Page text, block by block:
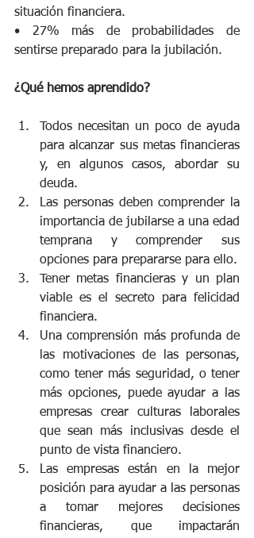
situación financiera.
• 27% más de probabilidades de
sentirse preparado para la jubilación.
¿Qué hemos aprendido?
Todos necesitan un poco de ayuda
para alcanzar sus metas financieras
y, en algunos casos, abordar su
deuda.
Las personas deben comprender la
importancia de jubilarse a una edad
temprana y comprender sus
opciones para prepararse para ello.
Tener metas financieras y un plan
viable es el secreto para felicidad
financiera.
Una comprensión más profunda de
las motivaciones de las personas,
como tener más seguridad, o tener
más opciones, puede ayudar a las
empresas crear culturas laborales
que sean más inclusivas desde el
punto de vista financiero.
Las empresas están en la mejor
posición para ayudar a las personas
a tomar mejores decisiones
financieras, que impactarán